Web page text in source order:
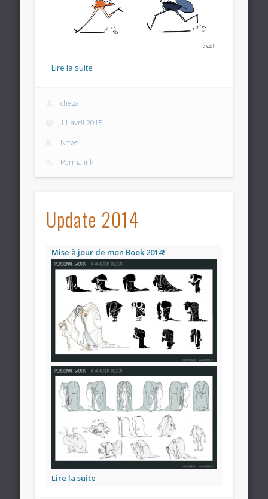
Lire la suite
cheza
11 avril 2015
News
Permalink
Update 2014
Mise à jour de mon Book 2014!
Lire la suite